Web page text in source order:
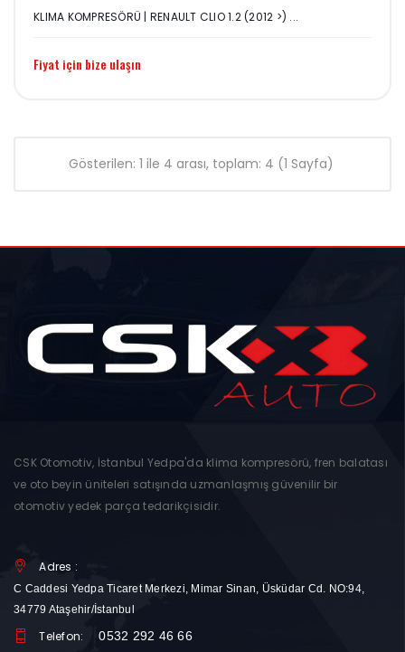
KLIMA KOMPRESÖRÜ | RENAULT CLIO 1.2 (2012 >) ...
Fiyat için bize ulaşın
Gösterilen: 1 ile 4 arası, toplam: 4 (1 Sayfa)
CSK Otomotiv, İstanbul Yedpa'da klima kompresörü, fren balatası
ve oto beyin üniteleri satışında uzmanlaşmış güvenilir bir
otomotiv yedek parça tedarikçisidir.
Adres :
C Caddesi Yedpa Ticaret Merkezi, Mimar Sinan, Üsküdar Cd. NO:94,
34779 Ataşehir/İstanbul
Telefon: 0532 292 46 66